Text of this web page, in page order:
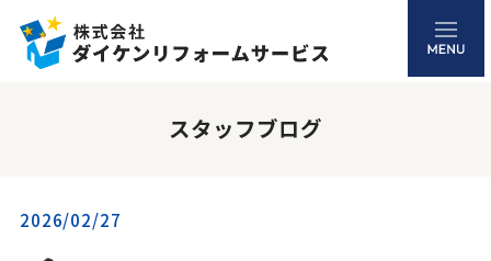
スタッフブログ
2026/02/27